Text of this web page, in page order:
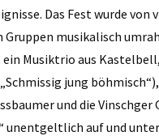
Das Fest wurde von
musikalisch
ein Musiktrio aus
jung
und die Vinschger
unentgeltlich auf und